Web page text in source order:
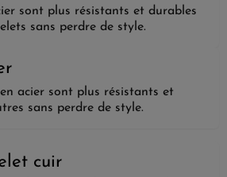
sont plus résistants et durables
sans perdre de style.
acier sont plus résistants et
sans perdre de style.
cuir